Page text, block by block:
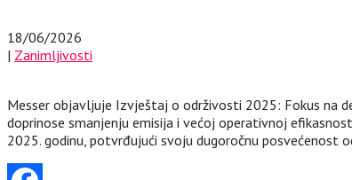
18/06/2026
| Zanimljivosti
Messer objavljuje Izvještaj o održivosti 2025: Fokus na
doprinose smanjenju emisija i većoj operativnoj
2025. godinu, potvrđujući svoju dugoročnu posvećenost